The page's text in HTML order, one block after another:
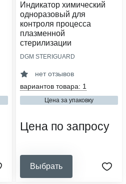
Индикатор химический
одноразовый для
контроля процесса
плазменной
стерилизации
химический
4
вид упаковочного материала:
DGM STERIGUARD
нет отзывов
вариантов товара: 1
Цена за упаковку
Цена по запросу
Выбрать